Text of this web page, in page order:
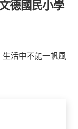
德國民小學
活中不能一帆風